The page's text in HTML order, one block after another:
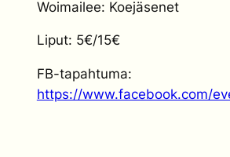
Woimailee: Koejäsenet
Liput: 5€/15€
FB-tapahtuma:
https://www.facebook.com/